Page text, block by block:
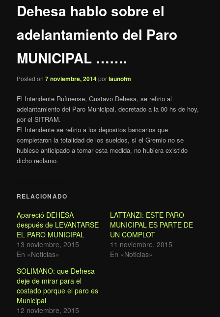
Dehesa hablo sobre el
adelantamiento del Paro
MUNICIPAL …….
Posted on7 noviembre, 2014porlaunofm
El Intendente Rufinense, Gustavo Dehesa, se refirio al
adelantamiento del Paro Municipal, decretado a la 00 hs de hoy,
por el SITRAM.
El Intendente se refirio a los depositos bancarios que
completaron la totalidad de los sueldos, si el Gremio no se
hubiese anticipado a tomar esta medida, no hubiera existido
dicho reclamo.
RELACIONADO
Apareció DEHESA
después de LEVANTARSE
EL PARO MUNICIPAL
13 noviembre, 2015
En «Noticias»
LATTANZI: ESTE PARO
MUNICIPAL ES PARTE DE
UN COMPLOT
11 noviembre, 2015
En «Noticias»
SOLIMANO: que Dehesa
deje de mirar para el
costado porque el paro es
Municipal
12 noviembre, 2015